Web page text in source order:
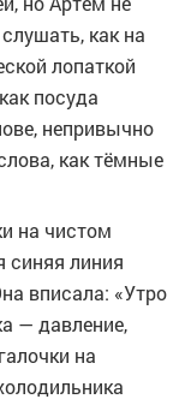
как на
лопаткой
посуда
непривычно
как тёмные
на чистом
синяя линия
вписала: «Утро
— давление,
на